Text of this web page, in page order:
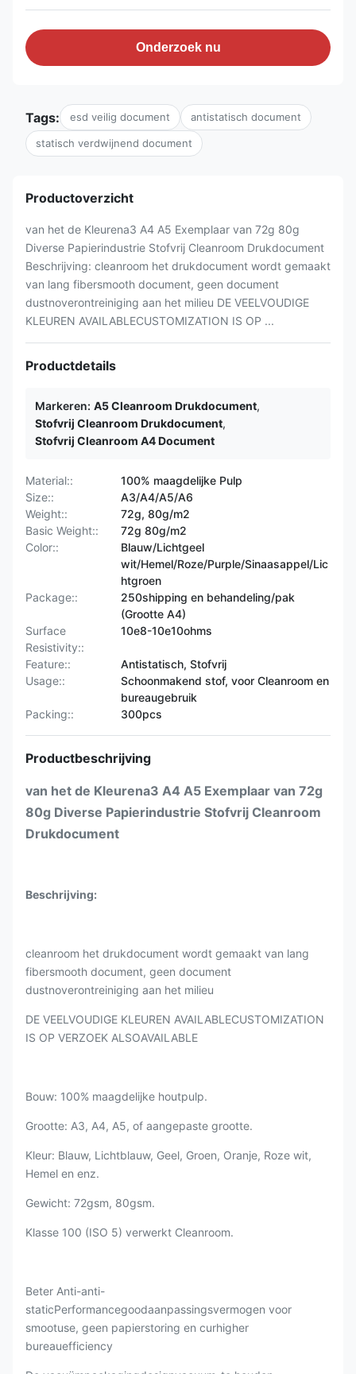
Onderzoek nu
Tags: esd veilig document antistatisch document
statisch verdwijnend document
Productoverzicht
van het de Kleurena3 A4 A5 Exemplaar van 72g 80g
Diverse Papierindustrie Stofvrij Cleanroom Drukdocument
Beschrijving: cleanroom het drukdocument wordt gemaakt
van lang fibersmooth document, geen document
dustnoverontreiniging aan het milieu DE VEELVOUDIGE
KLEUREN AVAILABLECUSTOMIZATION IS OP ...
Productdetails
Markeren: A5 Cleanroom Drukdocument,
Stofvrij Cleanroom Drukdocument,
Stofvrij Cleanroom A4 Document
Material::
100% maagdelijke Pulp
Size::
A3/A4/A5/A6
Weight::
72g, 80g/m2
Basic Weight::
72g 80g/m2
Color::
Blauw/Lichtgeel
wit/Hemel/Roze/Purple/Sinaasappel/Lic
htgroen
Package::
250shipping en behandeling/pak
(Grootte A4)
Surface
Resistivity::
10e8-10e10ohms
Feature::
Antistatisch, Stofvrij
Usage::
Schoonmakend stof, voor Cleanroom en
bureaugebruik
Packing::
300pcs
Productbeschrijving
van het de Kleurena3 A4 A5 Exemplaar van 72g
80g Diverse Papierindustrie Stofvrij Cleanroom
Drukdocument
Beschrijving:
cleanroom het drukdocument wordt gemaakt van lang
fibersmooth document, geen document
dustnoverontreiniging aan het milieu
DE VEELVOUDIGE KLEUREN AVAILABLECUSTOMIZATION
IS OP VERZOEK ALSOAVAILABLE
Bouw: 100% maagdelijke houtpulp.
Grootte: A3, A4, A5, of aangepaste grootte.
Kleur: Blauw, Lichtblauw, Geel, Groen, Oranje, Roze wit,
Hemel en enz.
Gewicht: 72gsm, 80gsm.
Klasse 100 (ISO 5) verwerkt Cleanroom.
Beter Anti-anti-
staticPerformancegoodaanpassingsvermogen voor
smootuse, geen papierstoring en curhigher
bureauefficiency